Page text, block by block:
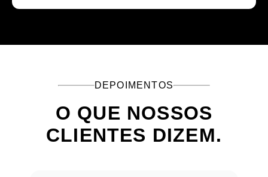
DEPOIMENTOS
O QUE NOSSOS
CLIENTES DIZEM.